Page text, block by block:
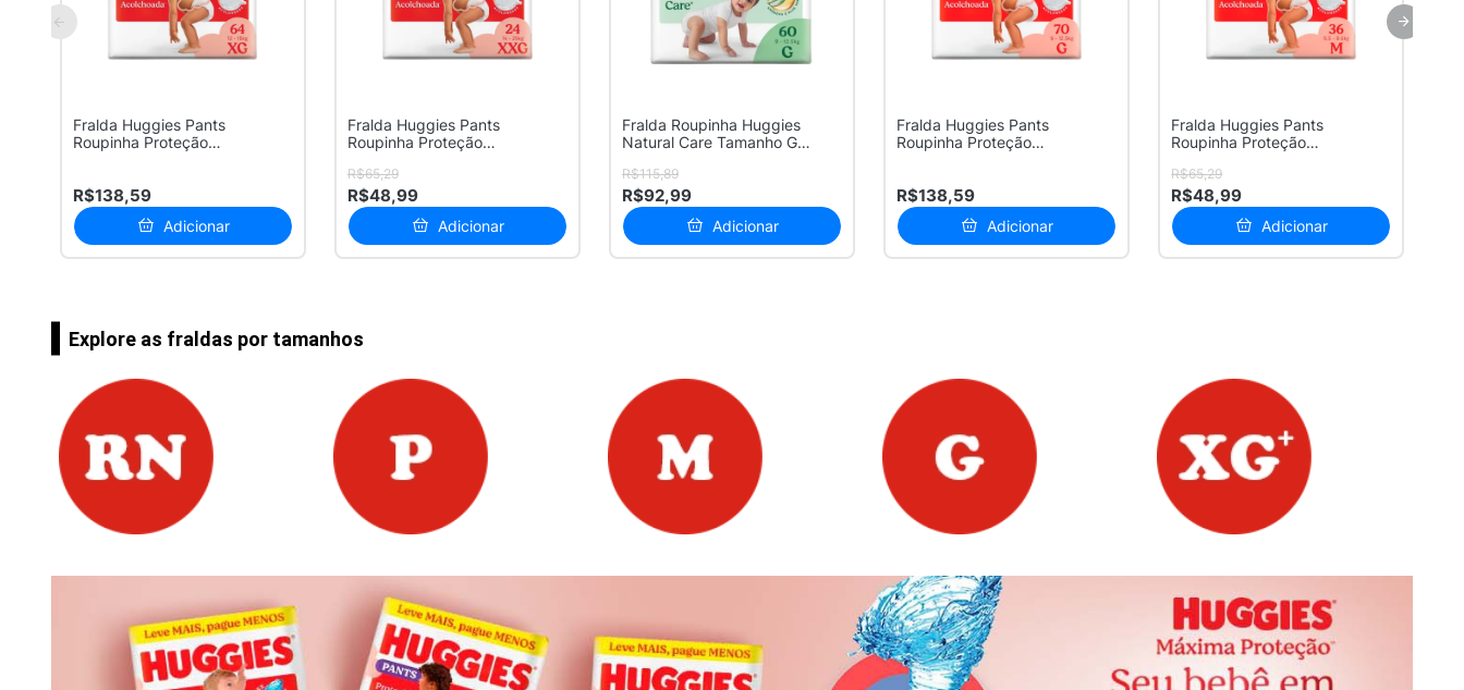
Fralda Huggies Pants
Roupinha Proteção
R$138,59
Adicionar
Fralda Huggies Pants
Roupinha Proteção
R$65,29
R$48,99
Adicionar
Fralda Roupinha Huggies
Natural Care Tamanho G
R$115,89
R$92,99
Adicionar
Fralda Huggies Pants
Roupinha Proteção
R$138,59
Adicionar
Fralda Huggies Pants
Roupinha Proteção
R$65,29
R$48,99
Adicionar
Explore as fraldas por tamanhos